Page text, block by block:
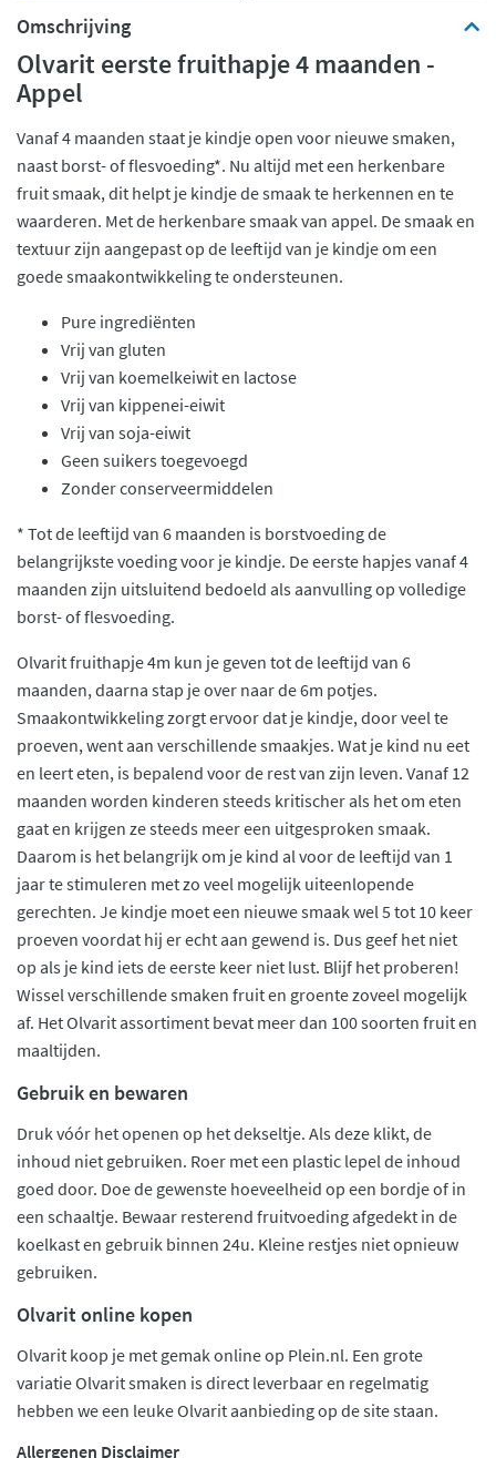
Omschrijving
Olvarit eerste fruithapje 4 maanden -
Appel
Vanaf 4 maanden staat je kindje open voor nieuwe smaken,
naast borst- of flesvoeding*. Nu altijd met een herkenbare
fruit smaak, dit helpt je kindje de smaak te herkennen en te
waarderen. Met de herkenbare smaak van appel. De smaak en
textuur zijn aangepast op de leeftijd van je kindje om een
goede smaakontwikkeling te ondersteunen.
Pure ingrediënten
Vrij van gluten
Vrij van koemelkeiwit en lactose
Vrij van kippenei-eiwit
Vrij van soja-eiwit
Geen suikers toegevoegd
Zonder conserveermiddelen
* Tot de leeftijd van 6 maanden is borstvoeding de
belangrijkste voeding voor je kindje. De eerste hapjes vanaf 4
maanden zijn uitsluitend bedoeld als aanvulling op volledige
borst- of flesvoeding.
Olvarit fruithapje 4m kun je geven tot de leeftijd van 6
maanden, daarna stap je over naar de 6m potjes.
Smaakontwikkeling zorgt ervoor dat je kindje, door veel te
proeven, went aan verschillende smaakjes. Wat je kind nu eet
en leert eten, is bepalend voor de rest van zijn leven. Vanaf 12
maanden worden kinderen steeds kritischer als het om eten
gaat en krijgen ze steeds meer een uitgesproken smaak.
Daarom is het belangrijk om je kind al voor de leeftijd van 1
jaar te stimuleren met zo veel mogelijk uiteenlopende
gerechten. Je kindje moet een nieuwe smaak wel 5 tot 10 keer
proeven voordat hij er echt aan gewend is. Dus geef het niet
op als je kind iets de eerste keer niet lust. Blijf het proberen!
Wissel verschillende smaken fruit en groente zoveel mogelijk
af. Het Olvarit assortiment bevat meer dan 100 soorten fruit en
maaltijden.
Gebruik en bewaren
Druk vóór het openen op het dekseltje. Als deze klikt, de
inhoud niet gebruiken. Roer met een plastic lepel de inhoud
goed door. Doe de gewenste hoeveelheid op een bordje of in
een schaaltje. Bewaar resterend fruitvoeding afgedekt in de
koelkast en gebruik binnen 24u. Kleine restjes niet opnieuw
gebruiken.
Olvarit online kopen
Olvarit koop je met gemak online op Plein.nl. Een grote
variatie Olvarit smaken is direct leverbaar en regelmatig
hebben we een leuke Olvarit aanbieding op de site staan.
Allergenen Disclaimer